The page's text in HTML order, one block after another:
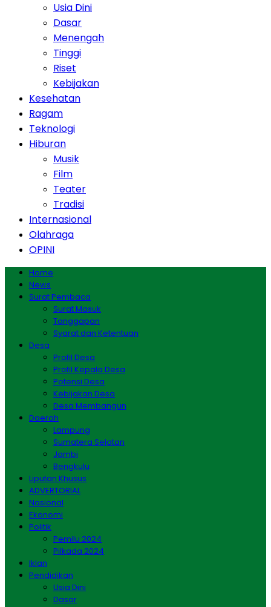
Usia Dini
Dasar
Menengah
Tinggi
Riset
Kebijakan
Kesehatan
Ragam
Teknologi
Hiburan
Musik
Film
Teater
Tradisi
Internasional
Olahraga
OPINI
Home
News
Surat Pembaca
Surat Masuk
Tanggapan
Syarat dan Ketentuan
Desa
Profil Desa
Profil Kepala Desa
Potensi Desa
Kebijakan Desa
Desa Membangun
Daerah
Lampung
Sumatera Selatan
Jambi
Bengkulu
Liputan Khusus
ADVERTORIAL
Nasional
Ekonomi
Politik
Pemilu 2024
Pilkada 2024
Iklan
Pendidikan
Usia Dini
Dasar